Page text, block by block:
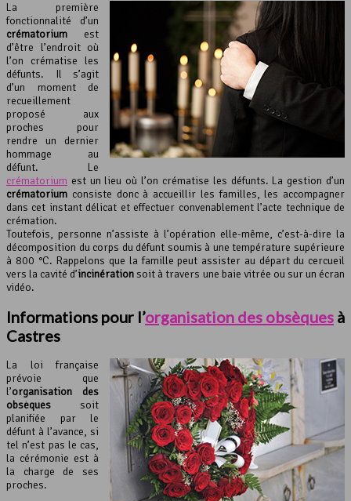
La première
fonctionnalité d’un
crématorium est
d’être l’endroit où
l’on crématise les
défunts. Il s’agit
d’un moment de
recueillement
proposé aux
proches pour
rendre un dernier
hommage au
défunt. Le
crématorium est un lieu où l’on crématise les défunts. La gestion d’un
crématorium consiste donc à accueillir les familles, les accompagner
dans cet instant délicat et effectuer convenablement l’acte technique de
crémation.
Toutefois, personne n’assiste à l’opération elle-même, c’est-à-dire la
décomposition du corps du défunt soumis à une température supérieure
à 800 °C. Rappelons que la famille peut assister au départ du cercueil
vers la cavité d’incinération soit à travers une baie vitrée ou sur un écran
vidéo.
Informations pour l’organisation des obsèques à
Castres
La loi française
prévoie que
l’organisation des
obsèques soit
planifiée par le
défunt à l’avance, si
tel n’est pas le cas,
la cérémonie est à
la charge de ses
proches.